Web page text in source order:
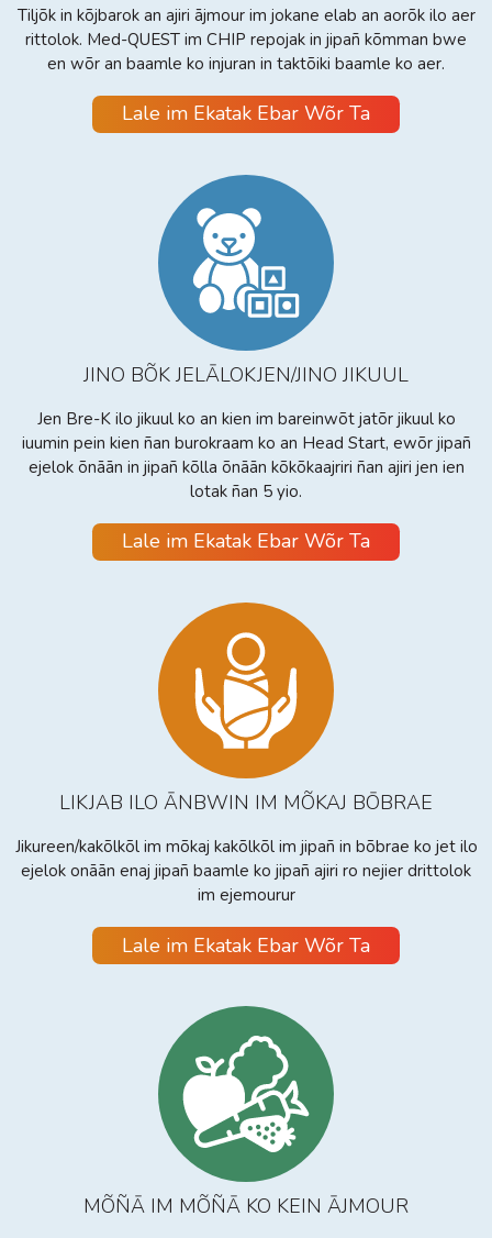
Tiljõk in kõjbarok an ajiri ājmour im jokane elab an aorõk ilo aer
rittolok. Med-QUEST im CHIP repojak in jipañ kõmman bwe
en wõr an baamle ko injuran in taktõiki baamle ko aer.
Lale im Ekatak Ebar Wõr Ta
JINO BÕK JELĀLOKJEN/JINO JIKUUL
Jen Bre-K ilo jikuul ko an kien im bareinwõt jatõr jikuul ko
iuumin pein kien ñan burokraam ko an Head Start, ewõr jipañ
ejelok õnāān in jipañ kõlla õnāān kõkõkaajriri ñan ajiri jen ien
lotak ñan 5 yio.
Lale im Ekatak Ebar Wõr Ta
LIKJAB ILO ĀNBWIN IM MÕKAJ BŌBRAE
Jikureen/kakõlkõl im mõkaj kakõlkõl im jipañ in bõbrae ko jet ilo
ejelok onāān enaj jipañ baamle ko jipañ ajiri ro nejier drittolok
im ejemourur
Lale im Ekatak Ebar Wõr Ta
MÕÑĀ IM MÕÑĀ KO KEIN ĀJMOUR